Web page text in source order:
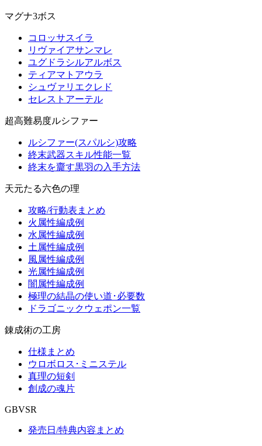
マグナ3ボス
コロッサスイラ
リヴァイアサンマレ
ユグドラシルアルボス
ティアマトアウラ
シュヴァリエクレド
セレストアーテル
超高難易度ルシファー
ルシファー(スパルシ)攻略
終末武器スキル性能一覧
終末を齎す黒羽の入手方法
天元たる六色の理
攻略/行動表まとめ
火属性編成例
水属性編成例
土属性編成例
風属性編成例
光属性編成例
闇属性編成例
極理の結晶の使い道･必要数
ドラゴニックウェポン一覧
錬成術の工房
仕様まとめ
ウロボロス･ミニステル
真理の短剣
創成の魂片
GBVSR
発売日/特典内容まとめ